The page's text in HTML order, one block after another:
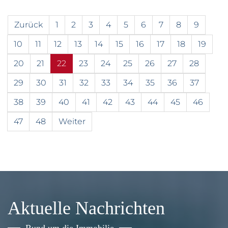
Zurück 1 2 3 4 5 6 7 8
9
10
11 12 13 14 15 16 17 18
19
20
21 22 23 24 25 26 27
28
29
30 31 32 33 34 35 36
37
38
39 40 41 42 43 44 45
46
47
48 Weiter
Aktuelle Nachrichten